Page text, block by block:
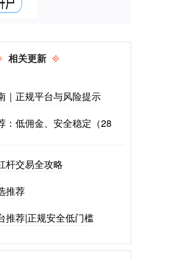
相关更新
｜正规平台与风险提示
：低佣金、安全稳定（28
杆交易全攻略
推荐
推荐|正规安全低门槛